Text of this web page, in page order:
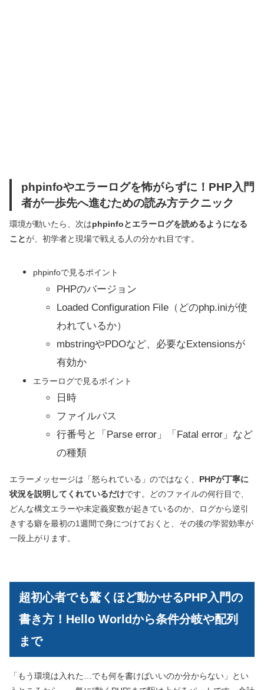
phpinfoやエラーログを怖がらずに！PHP入門
者が一歩先へ進むための読み方テクニック
環境が動いたら、次はphpinfoとエラーログを読めるようになる
ことが、初学者と現場で戦える人の分かれ目です。
phpinfoで見るポイント
PHPのバージョン
Loaded Configuration File（どのphp.iniが使
われているか）
mbstringやPDOなど、必要なExtensionsが
有効か
エラーログで見るポイント
日時
ファイルパス
行番号と「Parse error」「Fatal error」など
の種類
エラーメッセージは「怒られている」のではなく、 PHPが丁寧に
状況を説明してくれているだけです。どのファイルの何行目で、
どんな構文エラーや未定義変数が起きているのか、ログから逆引
きする癖を最初の1週間で身につけておくと、その後の学習効率が
一段上がります。
超初心者でも驚くほど動かせるPHP入門の
書き方！Hello Worldから条件分岐や配列
まで
「もう環境は入れた…でも何を書けばいいのか分からない」とい